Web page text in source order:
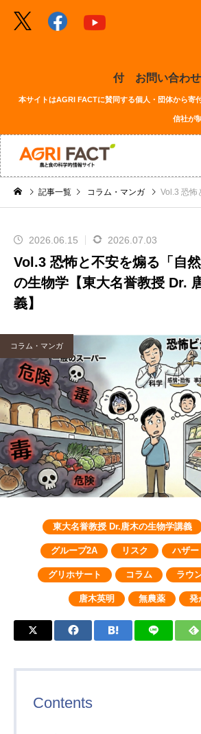
付
お問い合わせ
本サイトはAGRI FACTに賛同する個人・団体から寄
信社が
記事一覧 コラム・マンガ Vol.3 恐怖と不安を煽る「自
2026.06.15 2026.07.03
Vol.3 恐怖と不安を煽る「自然
の生物学【東大名誉教授 Dr.
義】
コラム・マンガ
東大名誉教授 Dr.唐木の生物学講義
グループ2A リスク ハザー
グリホサート コラム ラウ
唐木英明 無農薬 発
Contents